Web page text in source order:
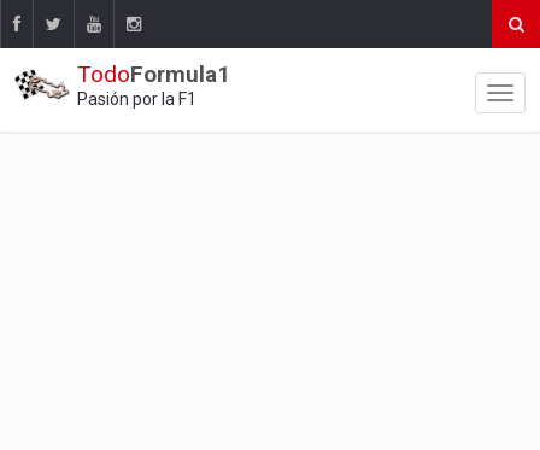
TodoFormula1
Pasión por la F1